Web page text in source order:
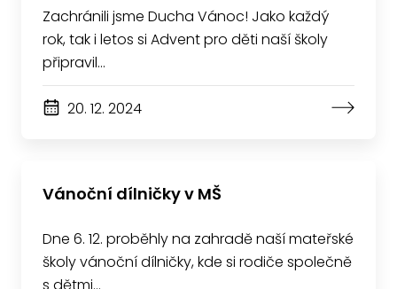
Zachránili jsme Ducha Vánoc! Jako každý
rok, tak i letos si Advent pro děti naší školy
připravil…
20. 12. 2024
Vánoční dílničky v MŠ
Dne 6. 12. proběhly na zahradě naší mateřské
školy vánoční dílničky, kde si rodiče společně